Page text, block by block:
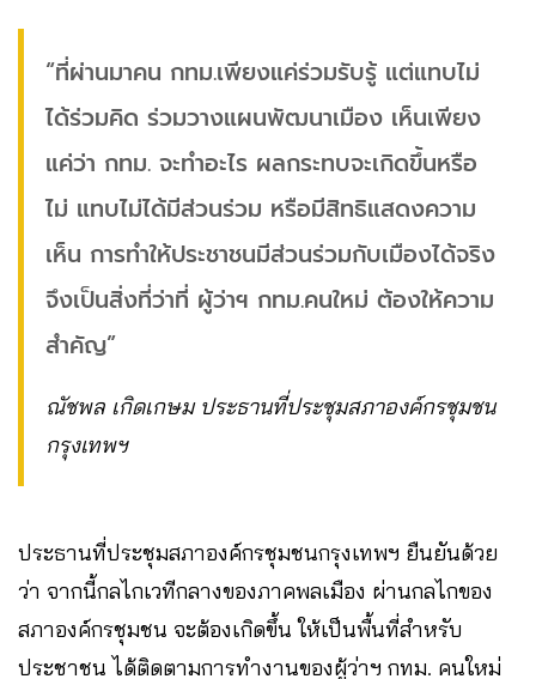
“ที่ผ่านมาคน กทม.เพียงแค่ร่วมรับรู้ แต่แทบไม่
ได้ร่วมคิด ร่วมวางแผนพัฒนาเมือง เห็นเพียง
แค่ว่า กทม. จะทำอะไร ผลกระทบจะเกิดขึ้นหรือ
ไม่ แทบไม่ได้มีส่วนร่วม หรือมีสิทธิแสดงความ
เห็น การทำให้ประชาชนมีส่วนร่วมกับเมืองได้จริง
จึงเป็นสิ่งที่ว่าที่ ผู้ว่าฯ กทม.คนใหม่ ต้องให้ความ
สำคัญ”
ณัชพล เกิดเกษม ประธานที่ประชุมสภาองค์กรชุมชน
กรุงเทพฯ
ประธานที่ประชุมสภาองค์กรชุมชนกรุงเทพฯ ยืนยันด้วย
ว่า จากนี้กลไกเวทีกลางของภาคพลเมือง ผ่านกลไกของ
สภาองค์กรชุมชน จะต้องเกิดขึ้น ให้เป็นพื้นที่สำหรับ
ประชาชน ได้ติดตามการทำงานของผู้ว่าฯ กทม. คนใหม่